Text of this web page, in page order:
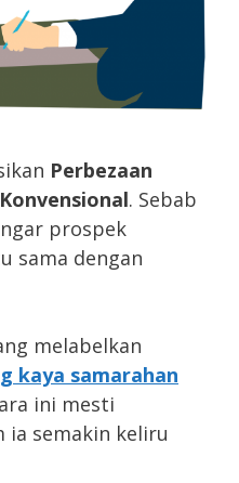
Perbezaan
. Sebab
prospek
sama dengan
melabelkan
kaya samarahan
ini mesti
semakin keliru